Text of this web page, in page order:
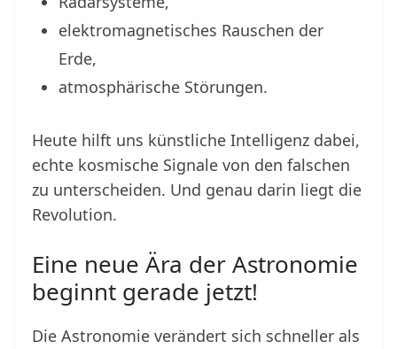
elektromagnetisches Rauschen der
Erde,
atmosphärische Störungen.
Heute hilft uns künstliche Intelligenz dabei,
echte kosmische Signale von den falschen
zu unterscheiden. Und genau darin liegt die
Revolution.
Eine neue Ära der Astronomie
beginnt gerade jetzt!
Die Astronomie verändert sich schneller als